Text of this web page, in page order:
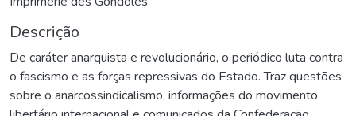
Descrição
De caráter anarquista e revolucionário, o periódico luta contra
o fascismo e as forças repressivas do Estado. Traz questões
sobre o anarcossindicalismo, informações do movimento